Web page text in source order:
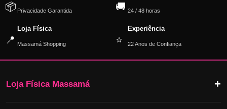
📦 Privacidade Garantida 🚚 24 / 48 horas
📍
Loja Física
Massamá Shopping ⭐
Experiência
22 Anos de Confiança
Loja Física Massamá